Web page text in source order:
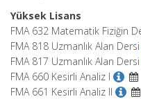
Yüksek Lisans
FMA 632 Matematik Fiziğin
FMA 818 Uzmanlık Alan Dersi
FMA 817 Uzmanlık Alan Dersi
FMA 660 Kesirli Analiz I
FMA 661 Kesirli Analiz II